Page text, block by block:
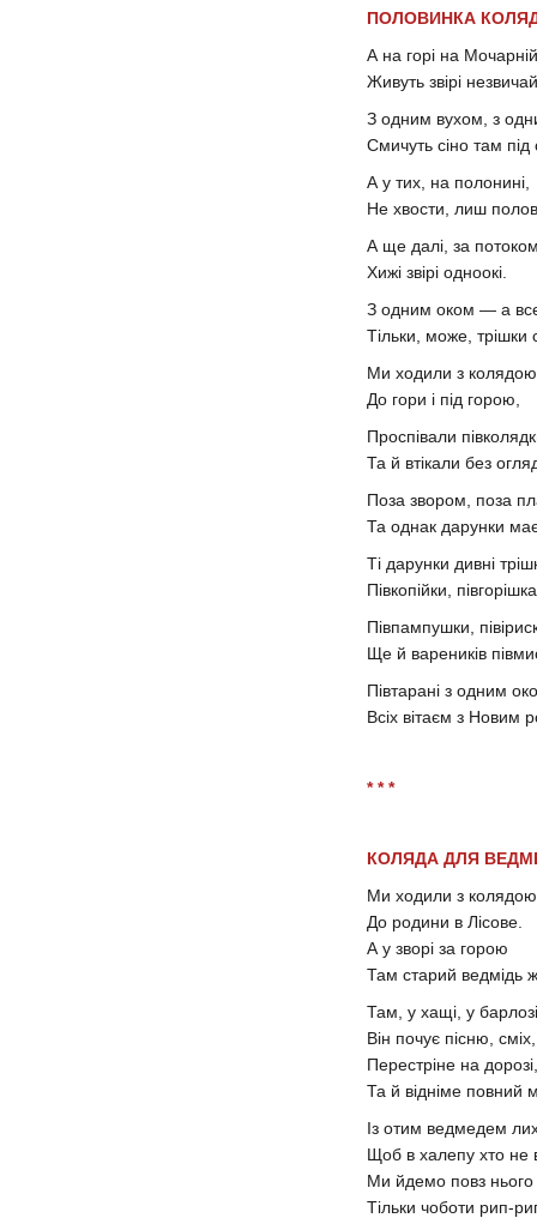
ПОЛОВИНКА
А на горі на
Живуть звірі
З одним вухом, з
Смичуть сіно там під
А у тих, на полонині,
Не хвости, лиш
А ще далі, за
Хижі звірі одноокі.
З одним оком — а
Тільки, може, трішки
Ми ходили з
До гори і під горою,
Проспівали
Та й втікали без
Поза звором, поза
Та однак дарунки
Ті дарунки дивні
Півкопійки,
Півпампушки,
Ще й вареників
Півтарані з одним
Всіх вітаєм з Новим
* * *
КОЛЯДА ДЛЯ
Ми ходили з
До родини в Лісове.
А у зворі за горою
Там старий ведмідь
Там, у хащі, у
Він почує пісню,
Перестріне на дорозі,
Та й відніме повний
Із отим ведмедем
Щоб в халепу хто не
Ми йдемо повз
Тільки чоботи рип-